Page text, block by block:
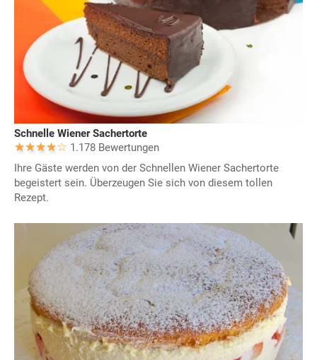
Schnelle Wiener Sachertorte
1.178 Bewertungen
Ihre Gäste werden von der Schnellen Wiener Sachertorte
begeistert sein. Überzeugen Sie sich von diesem tollen
Rezept.